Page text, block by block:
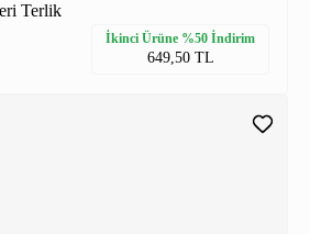
Terlik
İkinci Ürüne %50 İndirim
649,50 TL